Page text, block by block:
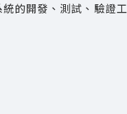
的開發、測試、驗證